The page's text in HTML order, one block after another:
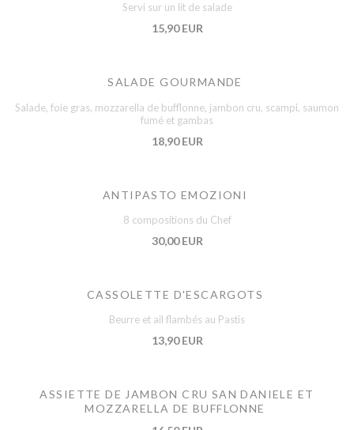
Servi sur un lit de salade
15,90 EUR
SALADE GOURMANDE
Salade, foie gras, mozzarella de bufflonne, jambon cru, scampi, saumon
fumé et gambas
18,90 EUR
ANTIPASTO EMOZIONI
8 compositions du Chef
30,00 EUR
CASSOLETTE D'ESCARGOTS
Beurre et ail flambés au Pastis
13,90 EUR
ASSIETTE DE JAMBON CRU SAN DANIELE ET
MOZZARELLA DE BUFFLONNE